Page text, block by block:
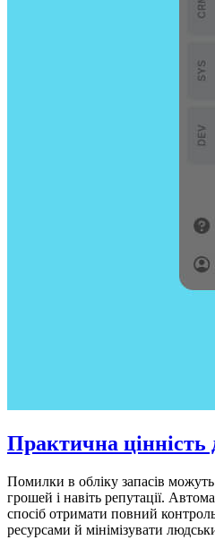
Практична цінність
Помилки в обліку запасів
грошей і навіть репутації.
спосіб отримати повний
ресурсами й мінімізувати